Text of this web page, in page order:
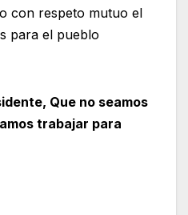
con respeto mutuo el
para el pueblo
Que no seamos
trabajar para